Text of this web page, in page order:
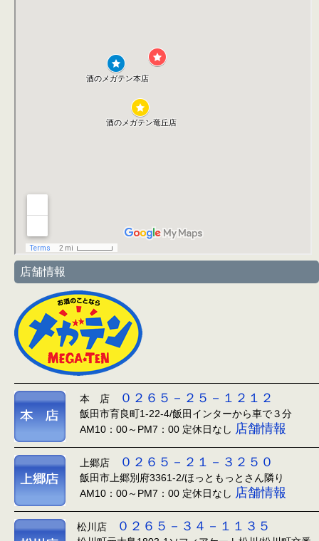
店舗情報
本 店 ０２６５－２５－１２１２
飯田市育良町1-22-4/飯田インターから車で３分
AM10：00～PM7：00 定休日なし 店舗情報
上郷店 ０２６５－２１－３２５０
飯田市上郷別府3361-2/ほっともっとさん隣り
AM10：00～PM7：00 定休日なし 店舗情報
松川店 ０２６５－３４－１１３５